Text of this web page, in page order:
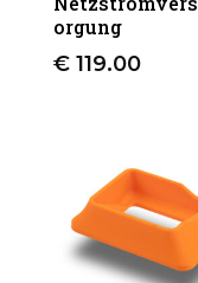
orgung
€119.00